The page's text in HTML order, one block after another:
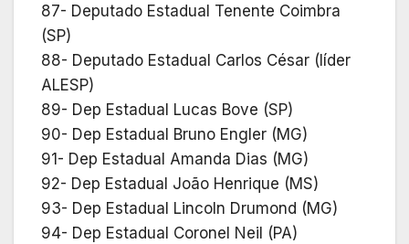
87- Deputado Estadual Tenente Coimbra
(SP)
88- Deputado Estadual Carlos César (líder
ALESP)
89- Dep Estadual Lucas Bove (SP)
90- Dep Estadual Bruno Engler (MG)
91- Dep Estadual Amanda Dias (MG)
92- Dep Estadual João Henrique (MS)
93- Dep Estadual Lincoln Drumond (MG)
94- Dep Estadual Coronel Neil (PA)